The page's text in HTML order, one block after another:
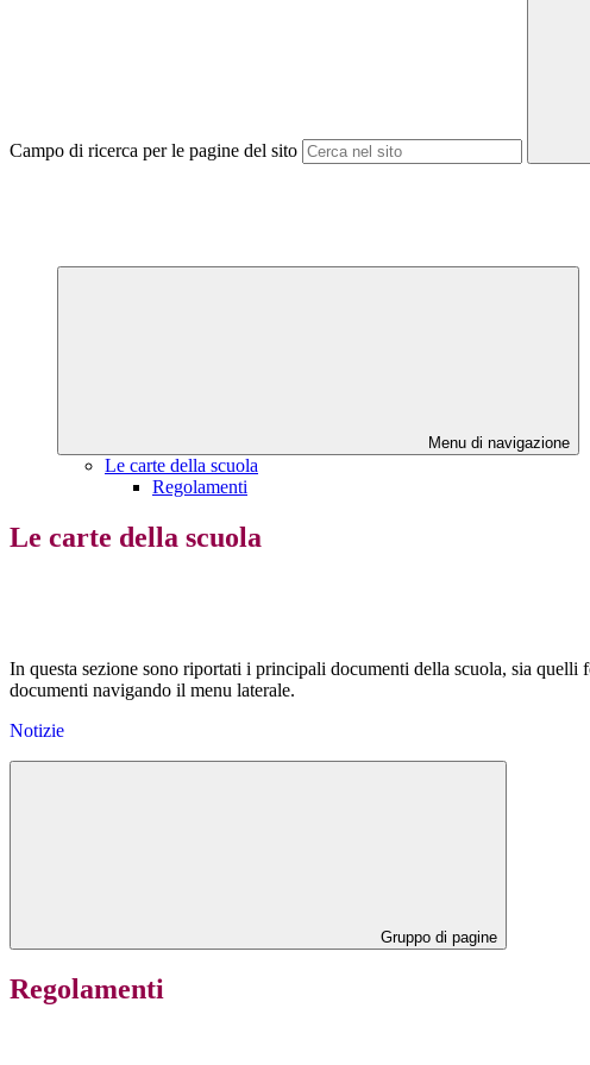
Campo di ricerca per le pagine del sito
Menu di navigazione
Le carte della scuola
Regolamenti
Le carte della scuola
In questa sezione sono riportati i principali documenti della scuola, sia
documenti navigando il menu laterale.
Notizie
Gruppo di pagine
Regolamenti